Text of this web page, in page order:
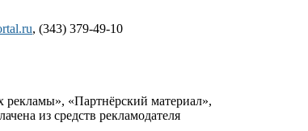
, (343) 379-49-10
«Партнёрский материал»,
из средств рекламодателя